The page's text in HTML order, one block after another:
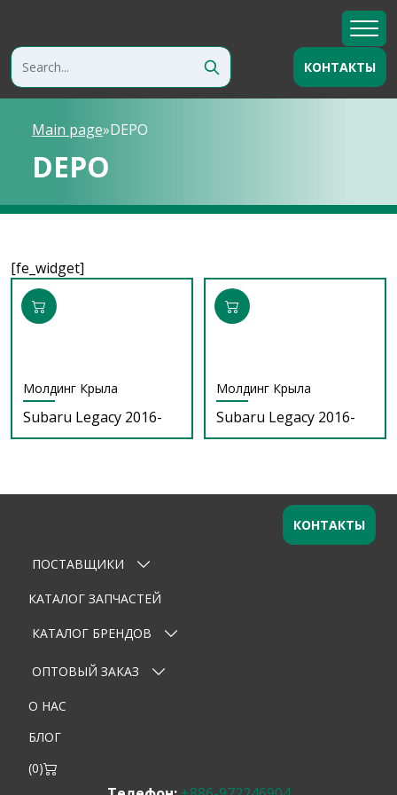
КОНТАКТЫ
Main page»DEPO
DEPO
Молдинг Крыла
Subaru Legacy 2016-
Молдинг Крыла
Subaru Legacy 2016-
[fe_widget]
ПОСТАВЩИКИ
КАТАЛОГ ЗАПЧАСТЕЙ
КАТАЛОГ БРЕНДОВ
ОПТОВЫЙ ЗАКАЗ
О НАС
БЛОГ
(0)
КОНТАКТЫ